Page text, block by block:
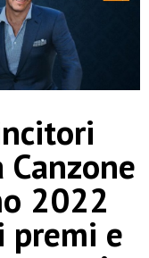
2022
e